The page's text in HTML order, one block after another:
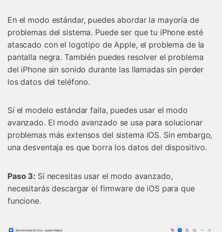
En el modo estándar, puedes abordar la mayoría de
problemas del sistema. Puede ser que tu iPhone esté
atascado con el logotipo de Apple, el problema de la
pantalla negra. También puedes resolver el problema
del iPhone sin sonido durante las llamadas sin perder
los datos del teléfono.
Sí el modelo estándar falla, puedes usar el modo
avanzado. El modo avanzado se usa para solucionar
problemas más extensos del sistema iOS. Sin embargo,
una desventaja es que borra los datos del dispositivo.
Paso 3: Sí necesitas usar el modo avanzado,
necesitarás descargar el firmware de iOS para que
funcione.